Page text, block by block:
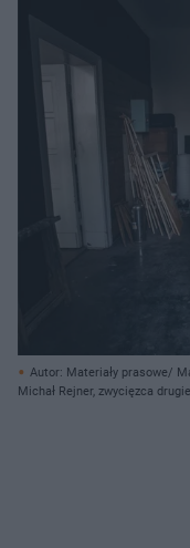
Autor: Materiały prasowe/
Michał Rejner, zwycięzca